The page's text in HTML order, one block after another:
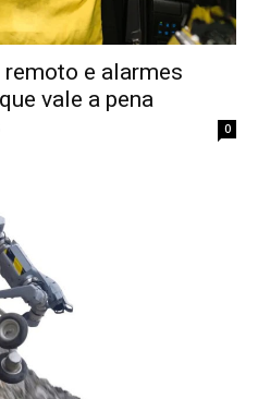
e alarmes
vale a pena
0